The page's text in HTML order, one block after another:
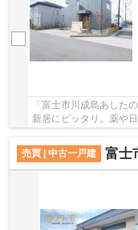
「富士市川成島あし
新居にピッタリ。薬や
売買 | 中古一戸建
富